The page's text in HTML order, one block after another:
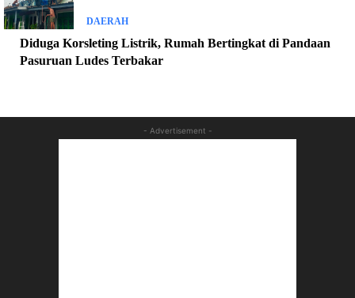
DAERAH
Diduga Korsleting Listrik, Rumah Bertingkat di Pandaan
Pasuruan Ludes Terbakar
- Advertisement -